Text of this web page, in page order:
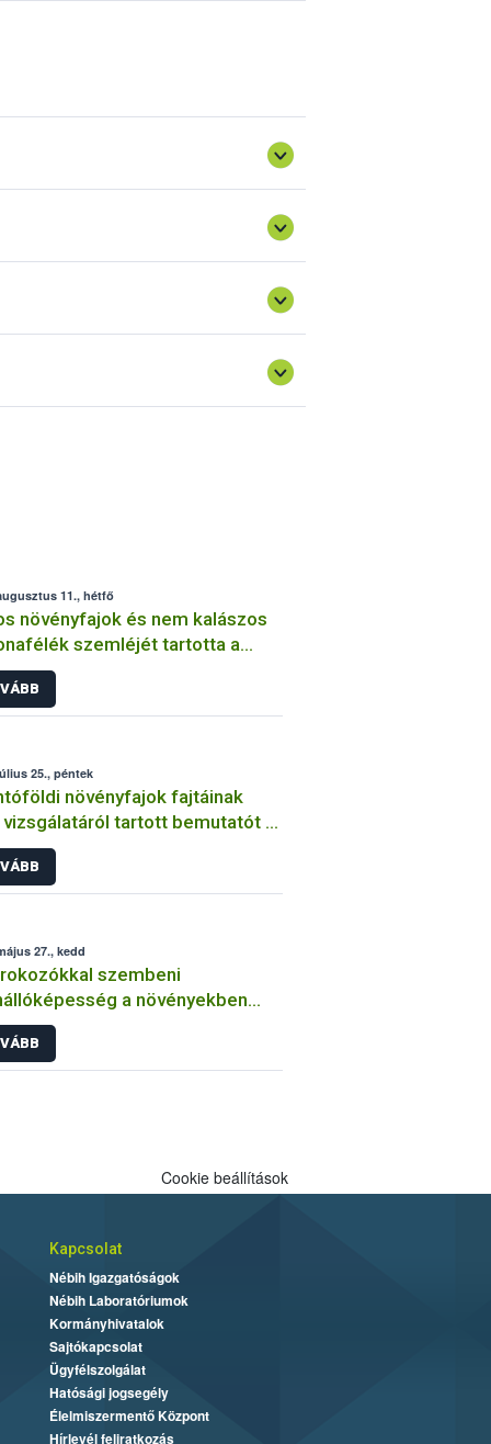
11., hétfő
növényfajok és nem kalászos
szemléjét tartotta a
25., péntek
növényfajok fajtáinak
vizsgálatáról tartott bemutatót a
27., kedd
szembeni
a növényekben
végzi a kórtani
a Nébih?
Cookie beállítások
Kapcsolat
Nébih Igazgatóságok
Nébih Laboratóriumok
Kormányhivatalok
Sajtókapcsolat
Ügyfélszolgálat
Hatósági jogsegély
Élelmiszermentő Központ
Hírlevél feliratkozás